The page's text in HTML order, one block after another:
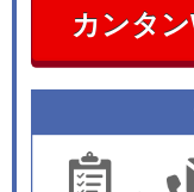
カンタ